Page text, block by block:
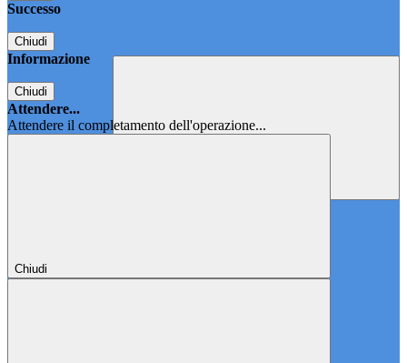
Successo
Chiudi
Informazione
Chiudi
Attendere...
Attendere il completamento dell'operazione...
Chiudi